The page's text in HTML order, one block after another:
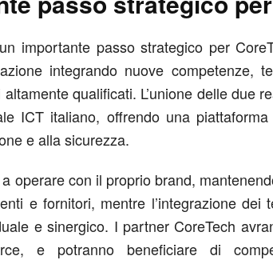
importante passo strategico per
integrando nuove competenze,
qualificati. L’unione delle due
ICT italiano, offrendo una
e alla sicurezza.
operare con il proprio brand,
e fornitori, mentre l’integrazione dei
e sinergico. I partner CoreTech
e potranno beneficiare di